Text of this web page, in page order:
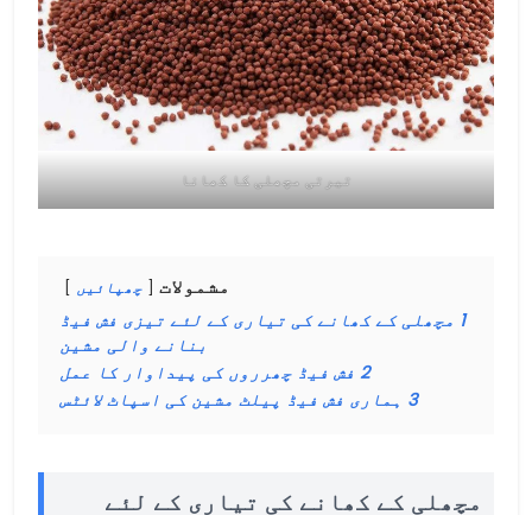
تیرتی مچھلی کا کھانا
مشمولات چھپائیں
1 مچھلی کے کھانے کی تیاری کے لئے تیزی فش فیڈ
بنانے والی مشین
2 فش فیڈ چھرروں کی پیداوار کا عمل
3 ہماری فش فیڈ پیلٹ مشین کی اسپاٹ لائٹس
مچھلی کے کھانے کی تیاری کے لئے